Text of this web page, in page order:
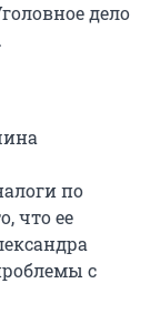
дело
по
что ее
с